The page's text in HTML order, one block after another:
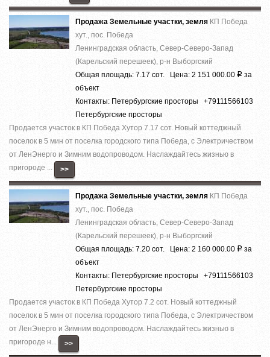
Продажа Земельные участки, земля КП Победа
хут., пос. Победа
Ленинградская область, Север-Северо-Запад
(Карельский перешеек), р-н Выборгский
Общая площадь: 7.17 сот. Цена: 2 151 000.00 Р за
объект
Контакты: Петербургские просторы +79111566103
Петербургские просторы
Продается участок в КП Победа Хутор 7.17 сот. Новый коттеджный
поселок в 5 мин от поселка городского типа Победа, с Электричеством
от ЛенЭнерго и Зимним водопроводом. Наслаждайтесь жизнью в
пригороде ...
>>
Продажа Земельные участки, земля КП Победа
хут., пос. Победа
Ленинградская область, Север-Северо-Запад
(Карельский перешеек), р-н Выборгский
Общая площадь: 7.20 сот. Цена: 2 160 000.00 Р за
объект
Контакты: Петербургские просторы +79111566103
Петербургские просторы
Продается участок в КП Победа Хутор 7.2 сот. Новый коттеджный
поселок в 5 мин от поселка городского типа Победа, с Электричеством
от ЛенЭнерго и Зимним водопроводом. Наслаждайтесь жизнью в
пригороде н...
>>